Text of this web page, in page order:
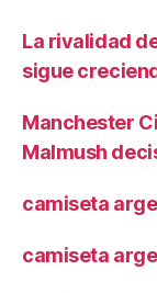
La rivalidad
sigue
Manchester
Malmush
camiseta
camiseta